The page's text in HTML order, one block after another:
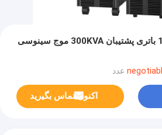
Ups آنلاین 10kva 220v باتری پشتیبان 300KVA موج سینوسی
اکنون تماس بگیرید